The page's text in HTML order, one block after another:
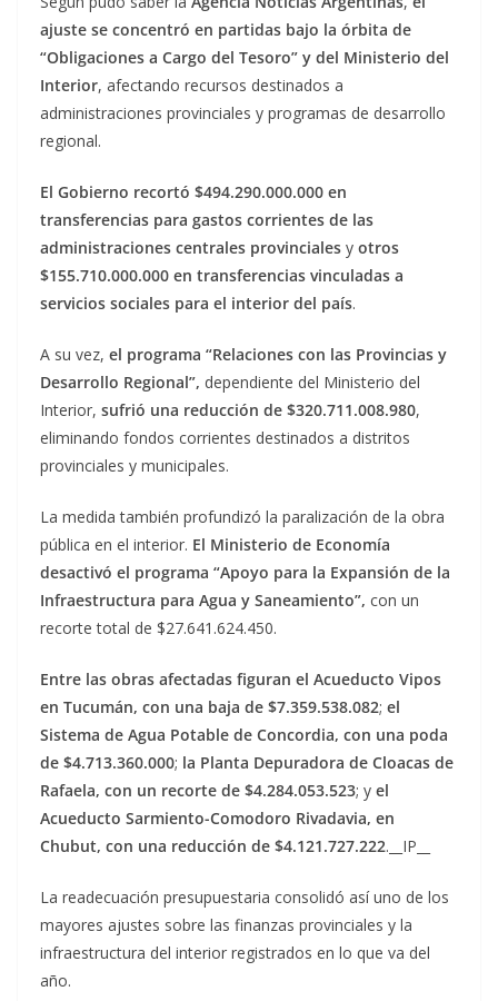
ajuste se concentró en partidas bajo la órbita de
“Obligaciones a Cargo del Tesoro” y del Ministerio del
Interior, afectando recursos destinados a
administraciones provinciales y programas de desarrollo
regional.
El Gobierno recortó $494.290.000.000 en
transferencias para gastos corrientes de las
administraciones centrales provinciales y otros
$155.710.000.000 en transferencias vinculadas a
servicios sociales para el interior del país.
A su vez, el programa “Relaciones con las Provincias y
Desarrollo Regional”, dependiente del Ministerio del
Interior, sufrió una reducción de $320.711.008.980,
eliminando fondos corrientes destinados a distritos
provinciales y municipales.
La medida también profundizó la paralización de la obra
pública en el interior. El Ministerio de Economía
desactivó el programa “Apoyo para la Expansión de la
Infraestructura para Agua y Saneamiento”, con un
recorte total de $27.641.624.450.
Entre las obras afectadas figuran el Acueducto Vipos
en Tucumán, con una baja de $7.359.538.082; el
Sistema de Agua Potable de Concordia, con una poda
de $4.713.360.000; la Planta Depuradora de Cloacas de
Rafaela, con un recorte de $4.284.053.523; y el
Acueducto Sarmiento-Comodoro Rivadavia, en
Chubut, con una reducción de $4.121.727.222.__IP__
La readecuación presupuestaria consolidó así uno de los
mayores ajustes sobre las finanzas provinciales y la
infraestructura del interior registrados en lo que va del
año.